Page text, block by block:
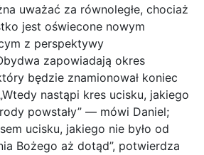
uważać za równoległe, chociaż
jest oświecone nowym
z perspektywy
zapowiadają okres
będzie znamionował koniec
nastąpi kres ucisku, jakiego
powstały” — mówi Daniel;
ucisku, jakiego nie było od
Bożego aż dotąd”, potwierdza